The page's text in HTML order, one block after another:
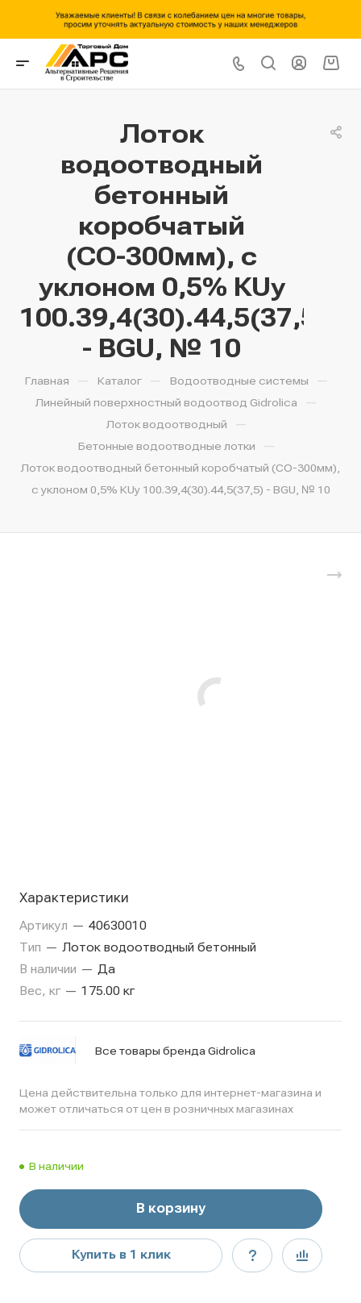
Лоток
водоотводный
бетонный
коробчатый
(СО-300мм), с
уклоном 0,5% КUу
100.39,4(30).44,5(37,5)
- BGU, № 10
Главная — Каталог — Водоотводные системы —
Линейный поверхностный водоотвод Gidrolica —
Лоток водоотводный —
Бетонные водоотводные лотки —
Лоток водоотводный бетонный коробчатый (СО-300мм),
с уклоном 0,5% КUу 100.39,4(30).44,5(37,5) - BGU, № 10
Характеристики
Артикул — 40630010
Тип — Лоток водоотводный бетонный
В наличии — Да
Вес, кг — 175.00 кг
Все товары бренда Gidrolica
Цена действительна только для интернет-магазина и
может отличаться от цен в розничных магазинах
В наличии
В корзину
Купить в 1 клик